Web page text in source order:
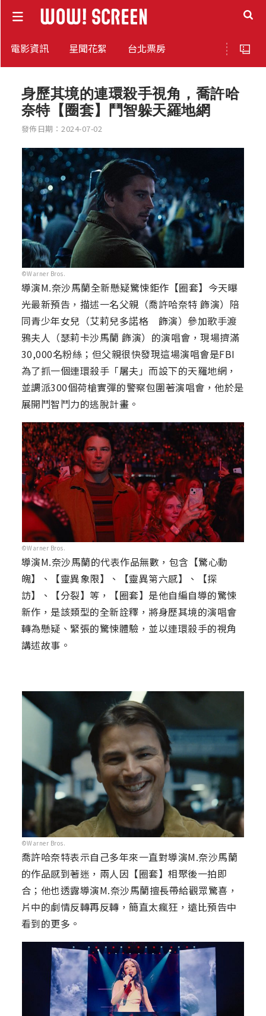
電影資訊 星聞花絮 台北票房
身歷其境的連環殺手視角，喬許哈
奈特【圈套】鬥智躲天羅地網
發佈日期：2024-07-02
©Warner Bros.
導演M.奈沙馬蘭全新懸疑驚悚鉅作【圈套】今天曝
光最新預告，描述一名父親（喬許哈奈特 飾演）陪
同青少年女兒（艾莉兒多諾格 飾演）參加歌手渡
鴉夫人（瑟莉卡沙馬蘭 飾演）的演唱會，現場擠滿
30,000名粉絲；但父親很快發現這場演唱會是FBI
為了抓一個連環殺手「屠夫」而設下的天羅地網，
並調派300個荷槍實彈的警察包圍著演唱會，他於是
展開鬥智鬥力的逃脫計畫。
©Warner Bros.
導演M.奈沙馬蘭的代表作品無數，包含【驚心動
魄】、【靈異象限】、【靈異第六感】、【探
訪】、【分裂】等，【圈套】是他自編自導的驚悚
新作，是該類型的全新詮釋，將身歷其境的演唱會
轉為懸疑、緊張的驚悚體驗，並以連環殺手的視角
講述故事。
©Warner Bros.
喬許哈奈特表示自己多年來一直對導演M.奈沙馬蘭
的作品感到著迷，兩人因【圈套】相聚後一拍即
合；他也透露導演M.奈沙馬蘭擅長帶給觀眾驚喜，
片中的劇情反轉再反轉，簡直太瘋狂，遠比預告中
看到的更多。